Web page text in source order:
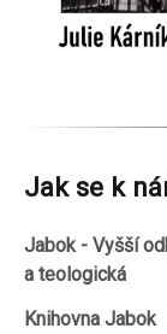
Jak se k
Jabok - Vyšší
a teologická
Knihovna Jabok